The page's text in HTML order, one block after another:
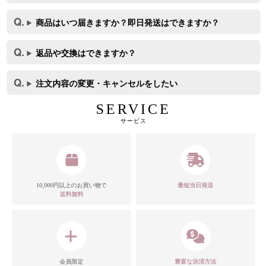
商品はいつ届きますか？即日発送はできますか？
返品や交換はできますか？
注文内容の変更・キャンセルをしたい
SERVICE
サービス
10,000円以上のお買い物で
送料無料
最短当日発送
会員限定
豊富な決済方法